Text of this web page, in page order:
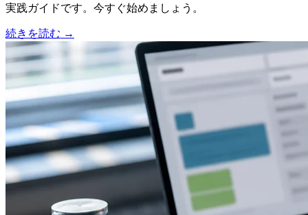
実践ガイドです。今すぐ始めましょう。
続きを読む →